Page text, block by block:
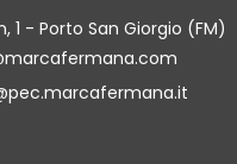
1 - Porto San Giorgio (FM)